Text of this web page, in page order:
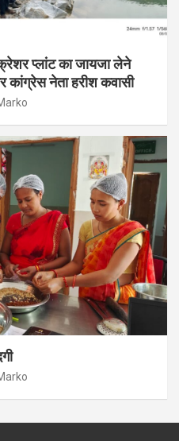
प्लांट का जायजा लेने
कांग्रेस नेता हरीश कवासी